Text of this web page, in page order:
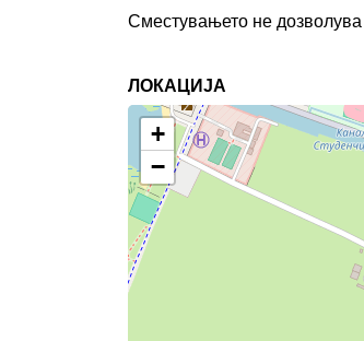
Сместувањето не
ЛОКАЦИЈА
+
−